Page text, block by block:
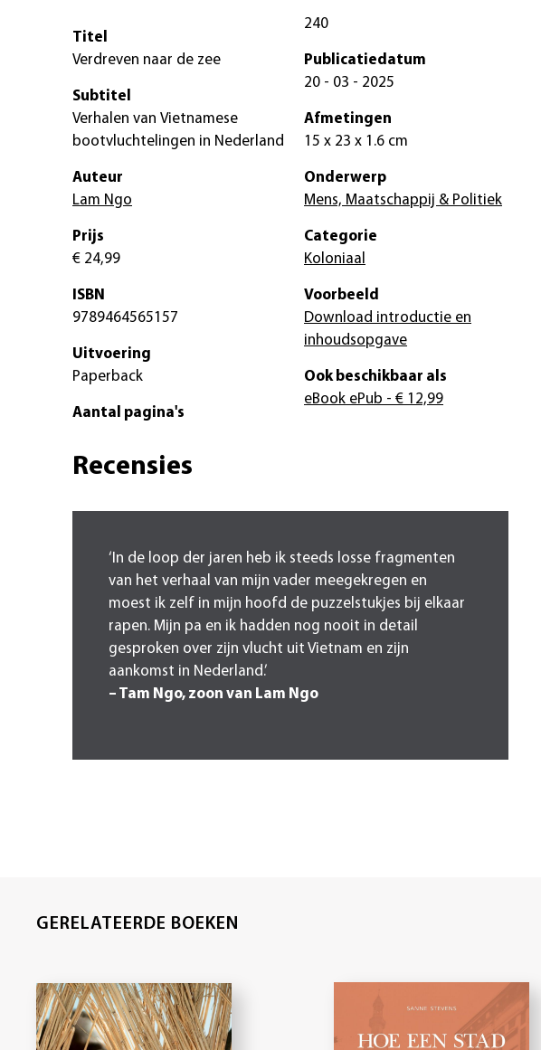
Titel
Verdreven naar de zee
Subtitel
Verhalen van Vietnamese
bootvluchtelingen in Nederland
Auteur
Lam Ngo
Prijs
€ 24,99
ISBN
9789464565157
Uitvoering
Paperback
Aantal pagina's
240
Publicatiedatum
20 - 03 - 2025
Afmetingen
15 x 23 x 1.6 cm
Onderwerp
Mens, Maatschappij & Politiek
Categorie
Koloniaal
Voorbeeld
Download introductie en
inhoudsopgave
Ook beschikbaar als
eBook ePub - € 12,99
Recensies
‘In de loop der jaren heb ik steeds losse fragmenten
van het verhaal van mijn vader meegekregen en
moest ik zelf in mijn hoofd de puzzelstukjes bij elkaar
rapen. Mijn pa en ik hadden nog nooit in detail
gesproken over zijn vlucht uit Vietnam en zijn
aankomst in Nederland.’
– Tam Ngo, zoon van Lam Ngo
GERELATEERDE BOEKEN